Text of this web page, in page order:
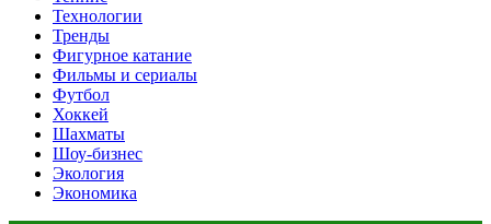
Технологии
Тренды
Фигурное катание
Фильмы и сериалы
Футбол
Хоккей
Шахматы
Шоу-бизнес
Экология
Экономика